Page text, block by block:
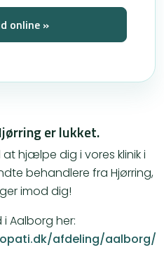
online »
er lukket.
hjælpe dig i vores klinik i
behandlere fra Hjørring,
imod dig!
i Aalborg her:
afdeling/aalborg/